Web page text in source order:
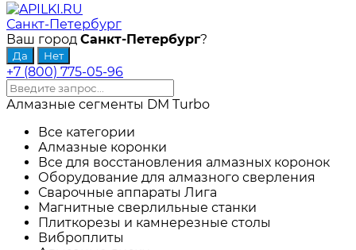
Санкт-Петербург
Ваш город Санкт-Петербург?
+7 (800) 775-05-96
Алмазные сегменты DM Turbo
Все категории
Алмазные коронки
Все для восстановления алмазных коронок
Оборудование для алмазного сверления
Сварочные аппараты Лига
Магнитные сверлильные станки
Плиткорезы и камнерезные столы
Виброплиты